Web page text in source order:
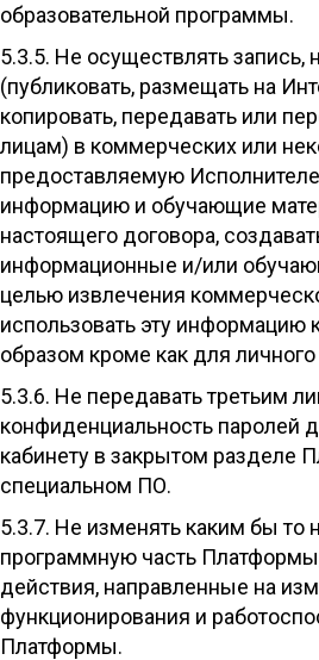
образовательной программы.
5.3.5. Не осуществлять запись,
(публиковать, размещать на
копировать, передавать или
лицам) в коммерческих или
предоставляемую
информацию и обучающие
настоящего договора,
информационные и/или
целью извлечения
использовать эту информацию
образом кроме как для
5.3.6. Не передавать третьим
конфиденциальность паролей
кабинету в закрытом разделе
специальном ПО.
5.3.7. Не изменять каким бы то
программную часть
действия, направленные на
функционирования и
Платформы.